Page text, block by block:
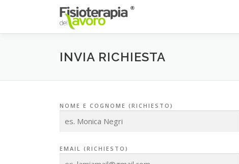
INVIA RICHIESTA
NOME E COGNOME (RICHIESTO)
EMAIL (RICHIESTO)